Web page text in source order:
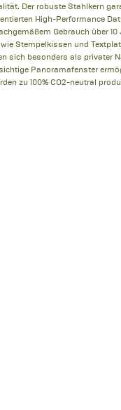
Der robuste Stahlkern
High-Performance
Gebrauch über
Stempelkissen und
sich besonders als privater
Panoramafenster
zu 100% CO2-neutral